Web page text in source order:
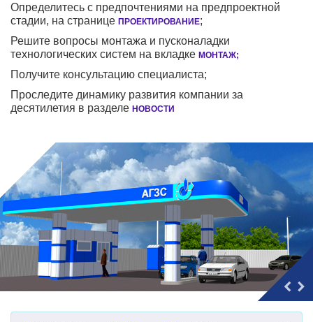
Определитесь с предпочтениями на предпроектной
стадии, на странице ПРОЕКТИРОВАНИЕ;
Решите вопросы монтажа и пусконаладки
технологических систем на вкладке МОНТАЖ;
Получите консультацию специалиста;
Проследите динамику развития компании за
десятилетия в разделе НОВОСТИ